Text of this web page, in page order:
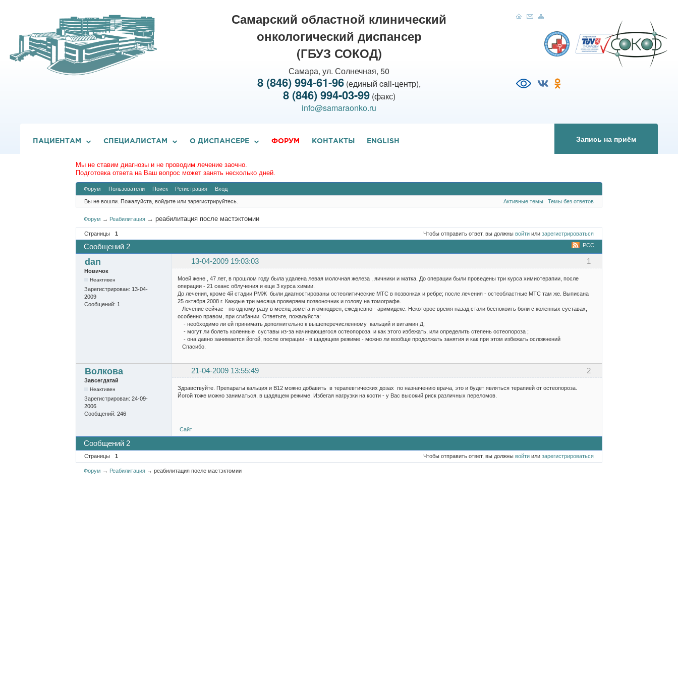
Самарский областной клинический
онкологический диспансер
(ГБУЗ СОКОД)
Самара, ул. Солнечная, 50
8 (846) 994-61-96 (единый call-центр),
8 (846) 994-03-99(факс)
info@samaraonko.ru
ПАЦИЕНТАМ СПЕЦИАЛИСТАМ О ДИСПАНСЕРЕ ФОРУМ КОНТАКТЫ ENGLISH Запись на приём
Мы не ставим диагнозы и не проводим лечение заочно.
Подготовка ответа на Ваш вопрос может занять несколько дней.
Форум Пользователи Поиск Регистрация Вход
Вы не вошли. Пожалуйста, войдите или зарегистрируйтесь. Активные темы Темы без ответов
Форум → Реабилитация →реабилитация после мастэктомии
Страницы 1 Чтобы отправить ответ, вы должнывойти илизарегистрироваться
РСС
Сообщений 2
1
dan 13-04-2009 19:03:03
Новичок
Неактивен
Зарегистрирован: 13-04-
2009
Сообщений: 1
Моей жене , 47 лет, в прошлом году была удалена левая молочная железа , яичники и матка. До операции были проведены три курса химиотерапии, после
операции - 21 сеанс облучения и еще 3 курса химии.
До лечения, кроме 4й стадии РМЖ были диагностированы остеолитические МТС в позвонках и ребре; после лечения - остеобластные МТС там же. Выписана
25 октября 2008 г. Каждые три месяца проверяем позвоночник и голову на томографе.
Лечение сейчас - по одному разу в месяц зомета и омнодрен, ежедневно - аримидекс. Некоторое время назад стали беспокоить боли с коленных суставах,
особенно правом, при сгибании. Ответьте, пожалуйста:
- необходимо ли ей принимать дополнительно к вышеперечисленному кальций и витамин Д;
- могут ли болеть коленные суставы из-за начинающегося остеопороза и как этого избежать, или определить степень остеопороза ;
- она давно занимается йогой, после операции - в щадящем режиме - можно ли вообще продолжать занятия и как при этом избежать осложнений
Спасибо.
2
Волкова 21-04-2009 13:55:49
Завсегдатай
Неактивен
Зарегистрирован: 24-09-
2006
Сообщений: 246
Здравствуйте. Препараты кальция и В12 можно добавить в терапевтических дозах по назначению врача, это и будет являться терапией от остеопороза.
Йогой тоже можно заниматься, в щадящем режиме. Избегая нагрузки на кости - у Вас высокий риск различных переломов.
Сайт
Сообщений 2
Страницы 1 Чтобы отправить ответ, вы должнывойти илизарегистрироваться
Форум → Реабилитация →реабилитация после мастэктомии